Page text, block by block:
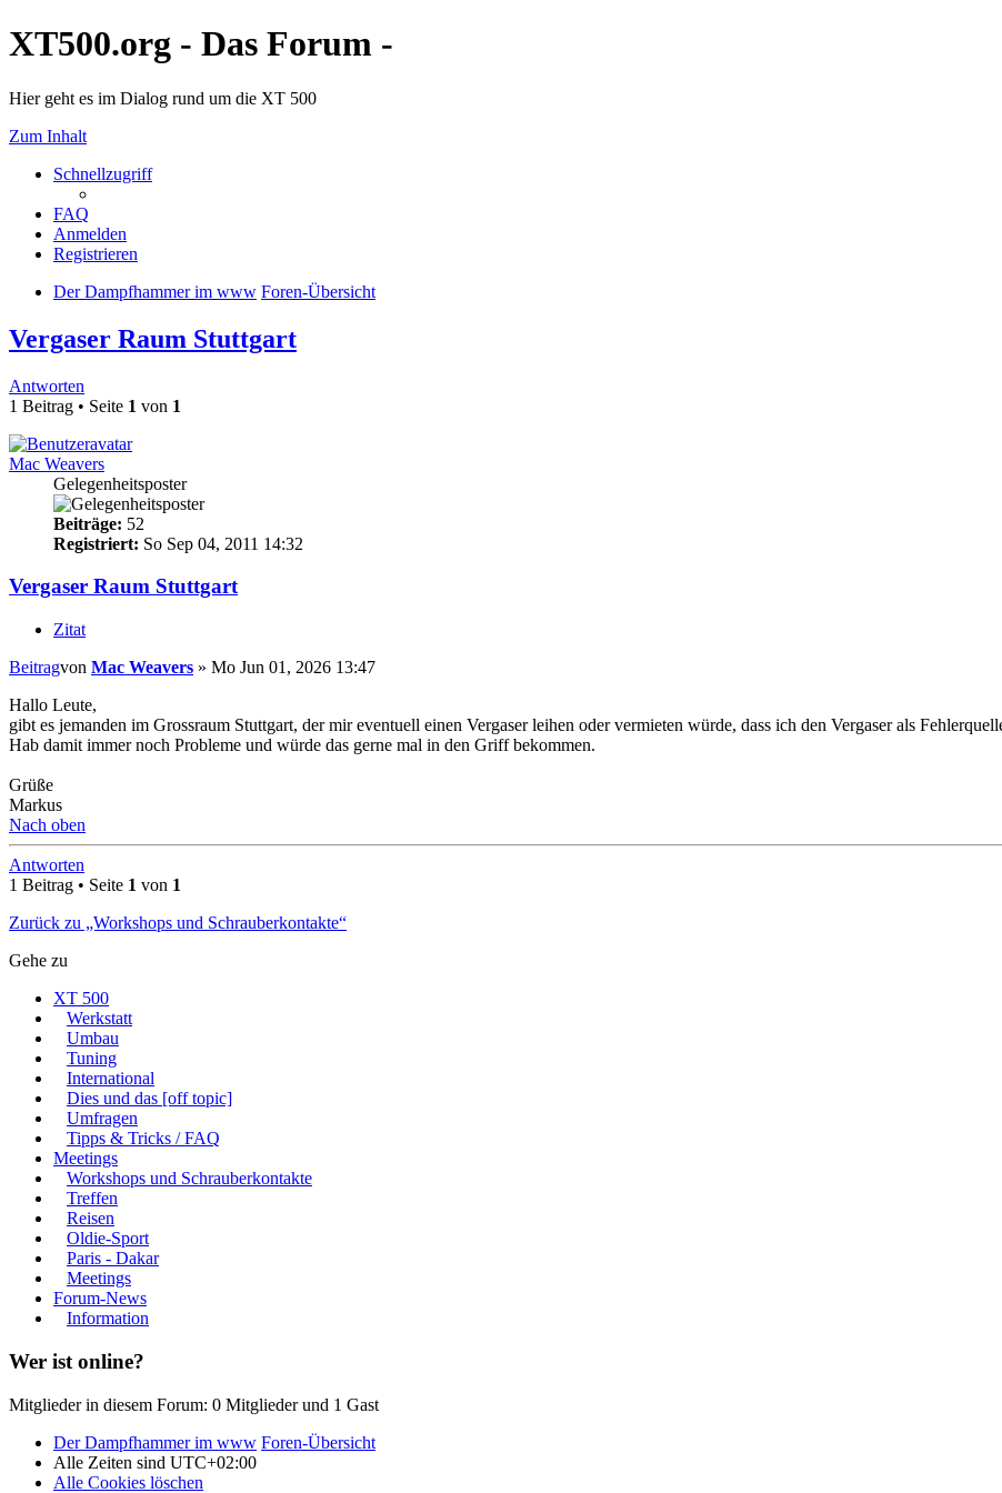
XT500.org - Das Forum -
Hier geht es im Dialog rund um die XT 500
Zum Inhalt
Schnellzugriff
FAQ
Anmelden
Registrieren
Der Dampfhammer im www Foren-Übersicht
Vergaser Raum Stuttgart
Antworten
1 Beitrag • Seite 1 von 1
Mac Weavers
Gelegenheitsposter
Beiträge: 52
Registriert: So Sep 04, 2011 14:32
Vergaser Raum Stuttgart
Zitat
Beitragvon Mac Weavers » Mo Jun 01, 2026 13:47
Hallo Leute,
gibt es jemanden im Grossraum Stuttgart, der mir eventuell einen Vergaser leihen oder vermieten würde, dass ich den Vergaser als
Hab damit immer noch Probleme und würde das gerne mal in den Griff bekommen.
Grüße
Markus
Nach oben
Antworten
1 Beitrag • Seite 1 von 1
Zurück zu „Workshops und Schrauberkontakte“
Gehe zu
XT 500
Werkstatt
Umbau
Tuning
International
Dies und das [off topic]
Umfragen
Tipps & Tricks / FAQ
Meetings
Workshops und Schrauberkontakte
Treffen
Reisen
Oldie-Sport
Paris - Dakar
Meetings
Forum-News
Information
Wer ist online?
Mitglieder in diesem Forum: 0 Mitglieder und 1 Gast
Der Dampfhammer im www Foren-Übersicht
Alle Zeiten sind UTC+02:00
Alle Cookies löschen